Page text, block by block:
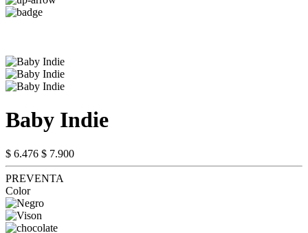
Baby Indie
$ 6.476 $ 7.900
PREVENTA
Color